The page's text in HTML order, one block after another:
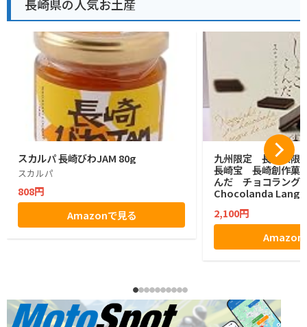
長崎県の人気お土産
スカルパ 長崎びわJAM 80g
スカルパ
808円
Amazonで見る
九州限定 長崎県
長崎宝 長崎創作菓
んだ チョコラング
Chocolanda
2,100円
Amazon